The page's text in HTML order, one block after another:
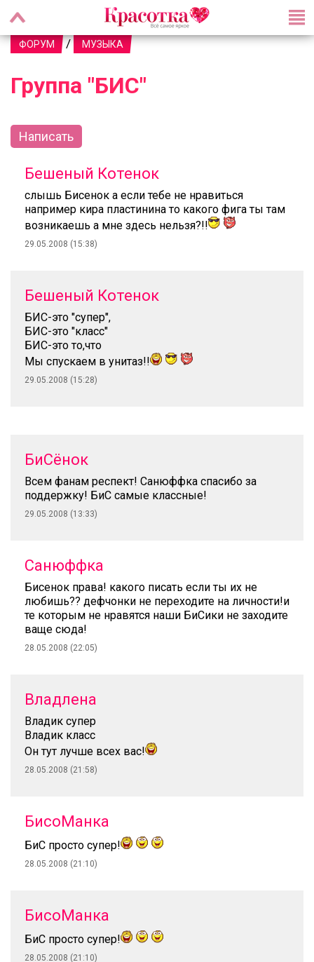
ФОРУМ / МУЗЫКА
Группа "БИС"
Написать
Бешеный Котенок
слышь Бисенок а если тебе не нравиться
например кира пластинина то какого фига ты там
возникаешь а мне здесь нельзя?!!
29.05.2008 (15:38)
Бешеный Котенок
БИС-это "супер",
БИС-это "класс"
БИС-это то,что
Мы спускаем в унитаз!!
29.05.2008 (15:28)
БиСёнок
Всем фанам респект! Санюффка спасибо за
поддержку! БиС самые классные!
29.05.2008 (13:33)
Санюффка
Бисенок права! какого писать если ты их не
любишь?? дефчонки не переходите на личности!и
те которым не нравятся наши БиСики не заходите
ваще сюда!
28.05.2008 (22:05)
Владлена
Владик супер
Владик класс
Он тут лучше всех вас!
28.05.2008 (21:58)
БисоМанка
БиС просто супер!
28.05.2008 (21:10)
БисоМанка
БиС просто супер!
28.05.2008 (21:10)